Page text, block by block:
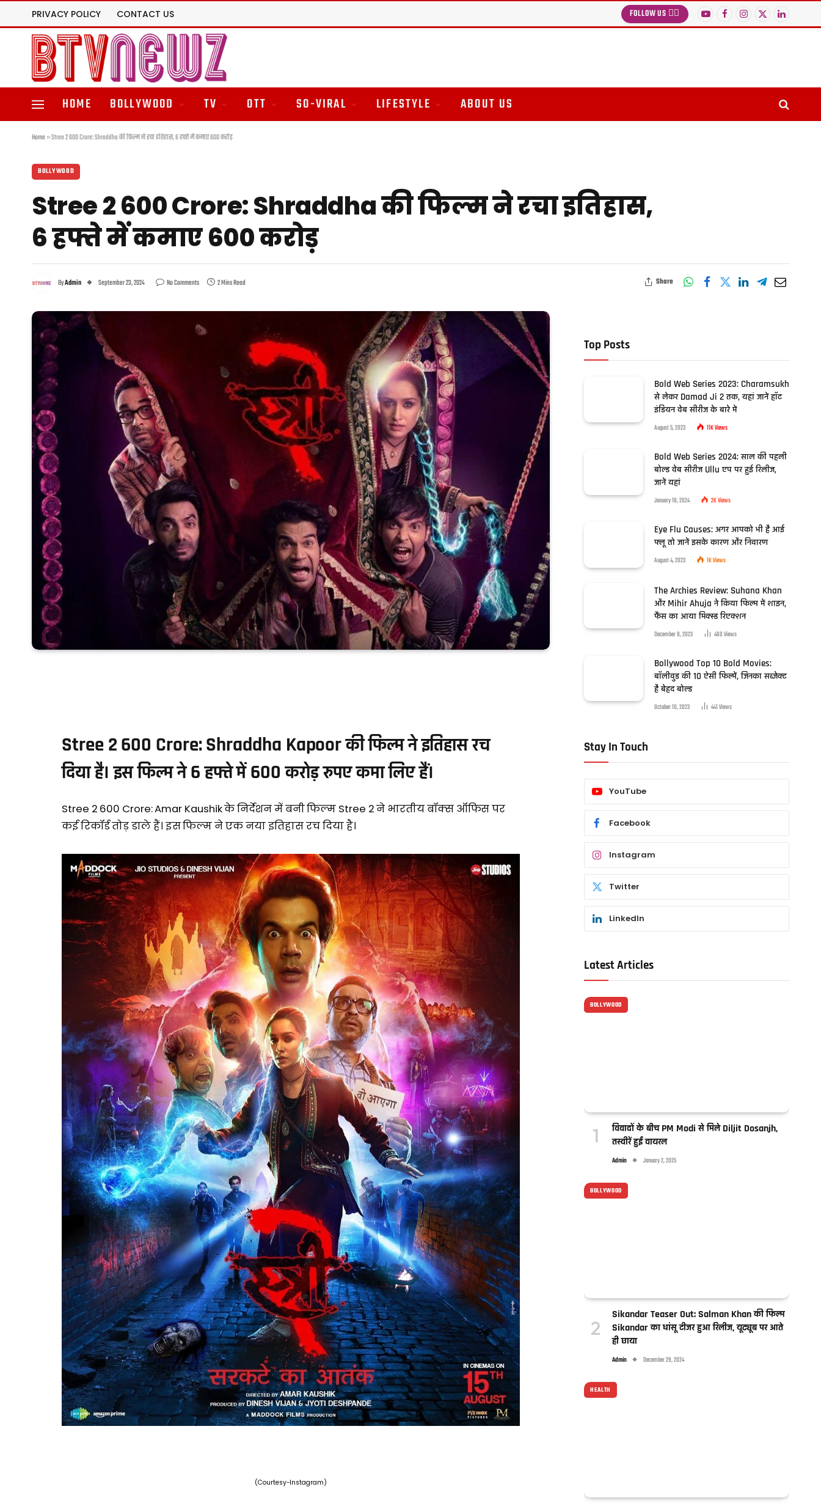
PRIVACY POLICY CONTACT US FOLLOW US 👉🏻 YouTubeFacebook
Instagram
X
(Twitter)
LinkedIn
HOME BOLLYWOOD TV OTT SO-VIRAL LIFESTYLE ABOUT US
Home»Stree 2 600 Crore: Shraddha की फिल्म ने रचा इतिहास, 6 हफ्ते में कमाए 600 करोड़
BOLLYWOOD
Stree 2 600 Crore: Shraddha की फिल्म ने रचा इतिहास,
6 हफ्ते में कमाए 600 करोड़
ByAdmin September 23, 2024 No Comments 2 Mins Read Share
Stree 2 600 Crore: Shraddha Kapoor की फिल्म ने इतिहास रच
दिया है। इस फिल्म ने 6 हफ्ते में 600 करोड़ रुपए कमा लिए हैं।
Stree 2 600 Crore: Amar Kaushik के निर्देशन में बनी फिल्म Stree 2 ने भारतीय बॉक्स ऑफिस पर
कई रिकॉर्ड तोड़ डाले हैं। इस फिल्म ने एक नया इतिहास रच दिया है।
(Courtesy-Instagram)
Top Posts
Bold Web Series 2023: Charamsukh
से लेकर Damad Ji 2 तक, यहां जानें हॉट
इंडियन वेब सीरीज के बारे में
August 5, 2023 11KViews
Bold Web Series 2024: साल की पहली
बोल्ड वेब सीरीज Ullu एप पर हुई रिलीज,
जानें यहां
January 18, 2024 2KViews
Eye Flu Causes: अगर आपको भी है आई
फ्लू तो जानें इसके कारण और निवारण
August 4, 2023 1KViews
The Archies Review: Suhana Khan
और Mihir Ahuja ने किया फिल्म में शाइन,
फैंस का आया मिक्स्ड रिएक्शन
December 8, 2023 460Views
Bollywood Top 10 Bold Movies:
बॉलीवुड की 10 ऐसी फिल्में, जिनका सब्जेक्ट
है बेहद बोल्ड
October 10, 2023 441Views
Stay In Touch
YouTube
Facebook
Instagram
Twitter
LinkedIn
Latest Articles
BOLLYWOOD
विवादों के बीच PM Modi से मिले Diljit Dosanjh,
तस्वीरें हुईं वायरल
Admin January 2, 2025
BOLLYWOOD
Sikandar Teaser Out: Salman Khan की फिल्म
Sikandar का धांसू टीजर हुआ रिलीज, यूट्यूब पर आते
ही छाया
Admin December 29, 2024
HEALTH